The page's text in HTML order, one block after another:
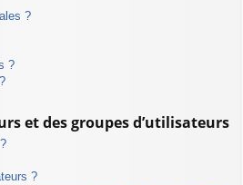
?
?
et des groupes d’utilisateurs
?